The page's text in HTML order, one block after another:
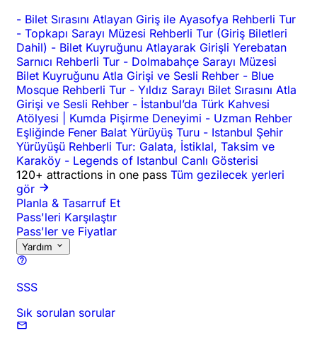
- Bilet Sırasını Atlayan Giriş ile Ayasofya Rehberli Tur
- Topkapı Sarayı Müzesi Rehberli Tur (Giriş Biletleri
Dahil) - Bilet Kuyruğunu Atlayarak Girişli Yerebatan
Sarnıcı Rehberli Tur - Dolmabahçe Sarayı Müzesi
Bilet Kuyruğunu Atla Girişi ve Sesli Rehber - Blue
Mosque Rehberli Tur - Yıldız Sarayı Bilet Sırasını Atla
Girişi ve Sesli Rehber - İstanbul’da Türk Kahvesi
Atölyesi | Kumda Pişirme Deneyimi - Uzman Rehber
Eşliğinde Fener Balat Yürüyüş Turu - Istanbul Şehir
Yürüyüşü Rehberli Tur: Galata, İstiklal, Taksim ve
Karaköy - Legends of Istanbul Canlı Gösterisi
120+ attractions in one pass Tüm gezilecek yerleri
gör
Planla & Tasarruf Et
Pass'leri Karşılaştır
Pass'ler ve Fiyatlar
Yardım
SSS
Sık sorulan sorular